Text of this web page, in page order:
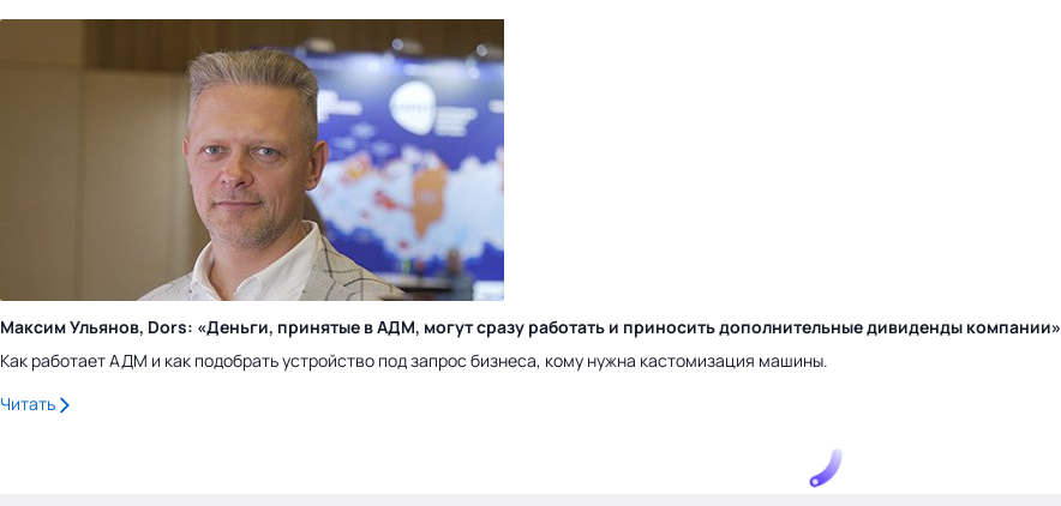
Максим Ульянов, Dors: «Деньги, принятые в АДМ, могут сразу работать и приносить дополнительные дивиденды компании»
Как работает АДМ и как подобрать устройство под запрос бизнеса, кому нужна кастомизация машины.
Читать